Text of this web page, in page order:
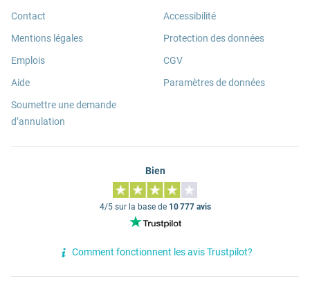
Contact
Mentions légales
Emplois
Aide
Soumettre une demande
d’annulation
Accessibilité
Protection des données
CGV
Paramètres de données
Bien
4/5 sur la base de 10 777 avis
Comment fonctionnent les avis Trustpilot?